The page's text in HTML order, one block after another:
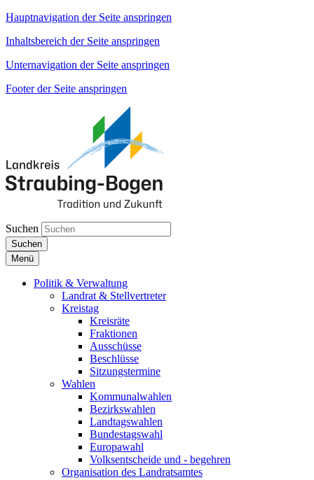
Hauptnavigation der Seite anspringen
Inhaltsbereich der Seite anspringen
Unternavigation der Seite anspringen
Footer der Seite anspringen
Suchen
Suchen
Menü
Politik & Verwaltung
Landrat & Stellvertreter
Kreistag
Kreisräte
Fraktionen
Ausschüsse
Beschlüsse
Sitzungstermine
Wahlen
Kommunalwahlen
Bezirkswahlen
Landtagswahlen
Bundestagswahl
Europawahl
Volksentscheide und - begehren
Organisation des Landratsamtes